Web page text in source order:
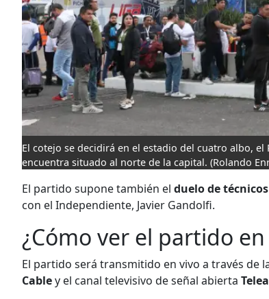
El cotejo se decidirá en el estadio del cuatro albo,
encuentra situado al norte de la capital. (Rolando
El partido supone también el duelo de
con el Independiente, Javier Gandolfi.
¿Cómo ver el partido en
El partido será transmitido en vivo a través de
Cabley el canal televisivo de señal abierta